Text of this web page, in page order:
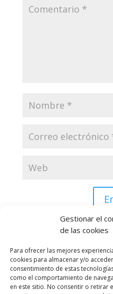
Gestionar el
de las cookies
Para ofrecer las mejores
cookies para almacenar y/o
consentimiento de estas
como el comportamiento de
en este sitio. No consentir o retirar
Habilidades
Publicado el